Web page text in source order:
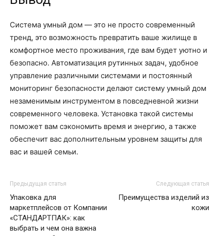
Система умный дом — это не просто современный
тренд, это возможность превратить ваше жилище в
комфортное место проживания, где вам будет уютно и
безопасно. Автоматизация рутинных задач, удобное
управление различными системами и постоянный
мониторинг безопасности делают систему умный дом
незаменимым инструментом в повседневной жизни
современного человека. Установка такой системы
поможет вам сэкономить время и энергию, а также
обеспечит вас дополнительным уровнем защиты для
вас и вашей семьи.
Предыдущая статья
Упаковка для
маркетплейсов от Компании
«СТАНДАРТПАК»: как
выбрать и чем она важна
Следующая статья
Преимущества изделий из
кожи